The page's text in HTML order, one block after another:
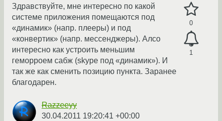
0
1
Здравствуйте, мне интересно по какой
системе приложения помещаются под
«динамик» (напр. плееры) и под
«конвертик» (напр. мессенджеры). Алсо
интересно как устроить меньшим
геморроем сабж (skype под «динамик»). И
так же как сменить позицию пункта. Заранее
благодарен.
Razzeeyy
30.04.2011 19:20:41 +00:00